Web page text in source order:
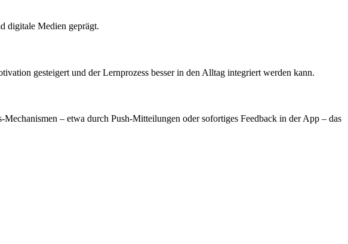
digitale Medien geprägt.
gesteigert und der Lernprozess besser in den Alltag integriert werden kann.
– etwa durch Push-Mitteilungen oder sofortiges Feedback in der App – das